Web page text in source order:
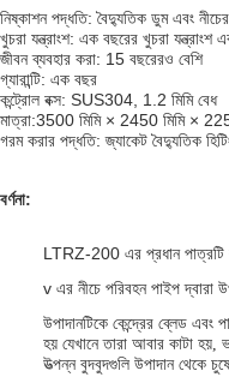
নিষ্কাশন পদ্ধতি: বৈদ্যুতিক ডুম এবং
খুচরা যন্ত্রাংশ: এক বছরের খুচরা যন্ত্রাংশ
জীবন ব্যবহার করা: 15 বছরেরও বেশি
গ্যারান্টি: এক বছর
কন্ট্রোল বক্স: SUS304, 1.2 মিমি বেধ
মাত্রা:3500 মিমি × 2450 মিমি ×
গরম করার পদ্ধতি: জ্যাকেট বৈদ্যুতিক
বর্ণনা:
LTRZ-200 এর প্রধান পাত্রটি
v এর নীচে পরিবহন পাইপ দ্বারা
উপাদানটিকে কেন্দ্রের ব্লেড
হয় যেখানে তারা আবার কাটা
উত্পন্ন বুদবুদগুলি উপাদান থেকে